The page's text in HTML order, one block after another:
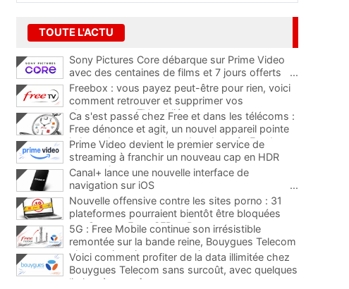
TOUTE L'ACTU
Sony Pictures Core débarque sur Prime Video
avec des centaines de films et 7 jours offerts
...
Freebox : vous payez peut-être pour rien, voici
comment retrouver et supprimer vos
abonnements TV oubliés
...
Ca s'est passé chez Free et dans les télécoms :
Free dénonce et agit, un nouvel appareil pointe
le bout de son nez chez des abonnés Freebox...
Prime Video devient le premier service de
streaming à franchir un nouveau cap en HDR
avec ce lancement
Canal+ lance une nouvelle interface de
navigation sur iOS
...
Nouvelle offensive contre les sites porno : 31
plateformes pourraient bientôt être bloquées
par Orange, Free, SFR et Bouygues
5G : Free Mobile continue son irrésistible
remontée sur la bande reine, Bouygues Telecom
plus que jamais sous pression
Voici comment profiter de la data illimitée chez
Bouygues Telecom sans surcoût, avec quelques
limites à connaître